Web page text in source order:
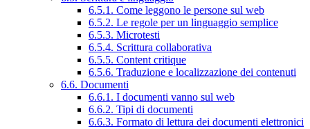
6.5.1. Come leggono le persone sul web
6.5.2. Le regole per un linguaggio semplice
6.5.3. Microtesti
6.5.4. Scrittura collaborativa
6.5.5. Content critique
6.5.6. Traduzione e localizzazione dei contenuti
6.6. Documenti
6.6.1. I documenti vanno sul web
6.6.2. Tipi di documenti
6.6.3. Formato di lettura dei documenti elettronici